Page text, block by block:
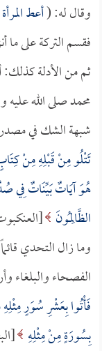
وقال له: (أعط
فقسم التركة على ما
ثم من الأدلة
محمد صلى الله عليه
شبهة الشك في
تَتْلُو مِنْ قَبْلِهِ مِنْ
هُوَ آيَاتٌ بَيِّنَاتٌ فِي
الظَّالِمُونَ
وما زال التحدي
الفصحاء والبلغاء
فَأْتُوا بِعَشْرِ سُوَرٍ
بِسُورَةٍ مِنْ مِثْلِهِ